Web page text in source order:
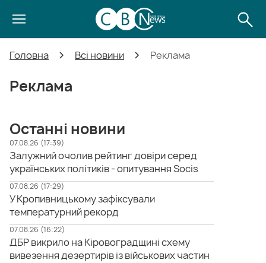
Головна Всі новини Реклама
Реклама
Останні новини
07.08.26 (17:39)
Залужний очолив рейтинг довіри серед
українських політиків - опитування Socis
07.08.26 (17:29)
У Кропивницькому зафіксували
температурний рекорд
07.08.26 (16:22)
ДБР викрило на Кіровоградщині схему
вивезення дезертирів із військових частин